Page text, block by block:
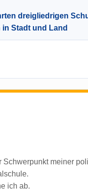
dreigliedrigen
Stadt und Land
meiner
ich ab.